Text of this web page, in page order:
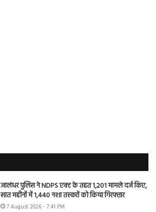
जालंधर पुलिस ने NDPS एक्ट के तहत 1,201 मामले दर्ज किए,
सात महीनों में 1,440 नशा तस्करों को किया गिरफ्तार
7 August 2026 - 7:41 PM